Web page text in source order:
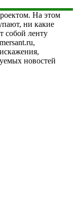
На этом
ни какие
собой ленту
новостей